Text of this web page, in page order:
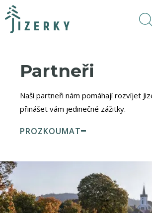
Partneři
Naši partneři nám pomáhají rozvíjet
přinášet vám jedinečné zážitky.
PROZKOUMAT